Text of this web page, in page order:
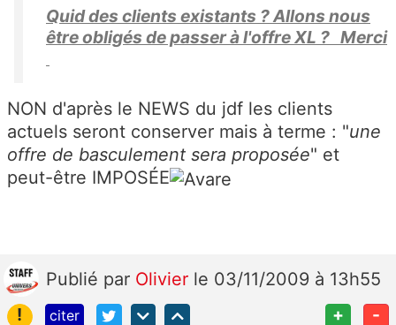
Quid des clients existants ? Allons nous
être obligés de passer à l'offre XL ? Merci
NON d'après le NEWS du jdf les clients
actuels seront conserver mais à terme : "une
offre de basculement sera proposée" et
peut-être IMPOSÉE
Publié par Olivier le 03/11/2009 à 13h55
!
citer + -